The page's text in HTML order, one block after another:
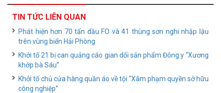
TIN TỨC LIÊN QUAN
Phát hiện hơn 70 tấn dầu FO và 41 thùng sơn nghi nhập lậu
trên vùng biển Hải Phòng
Khởi tố 21 bị can quảng cáo gian dối sản phẩm Đông y “Xương
khớp bà Sáu”
Khởi tố chủ cửa hàng quần áo về tội “Xâm phạm quyền sở hữu
công nghiệp”